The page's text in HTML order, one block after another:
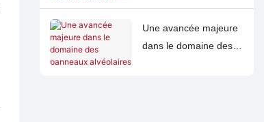
conception des
armoires de cuisine
Une avancée majeure
dans le domaine des